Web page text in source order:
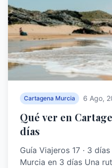
Cartagena Murcia 6 Ago,
Qué ver en
días
Guía Viajeros 17 · 3
Murcia en 3 días Una